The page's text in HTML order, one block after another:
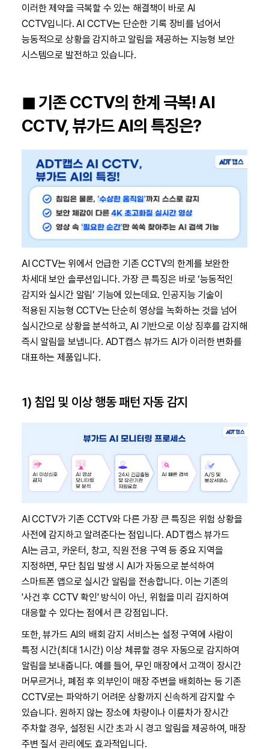
이러한 제약을 극복할 수 있는 해결책이 바로 AI
CCTV입니다. AI CCTV는 단순한 기록 장비를 넘어서
능동적으로 상황을 감지하고 알림을 제공하는 지능형 보안
시스템으로 발전하고 있습니다.
◼︎ 기존 CCTV의 한계 극복! AI
CCTV, 뷰가드 AI의 특징은?
AI CCTV는 위에서 언급한 기존 CCTV의 한계를 보완한
차세대 보안 솔루션입니다. 가장 큰 특징은 바로 ‘능동적인
감지와 실시간 알림’ 기능에 있는데요. 인공지능 기술이
적용된 지능형 CCTV는 단순히 영상을 녹화하는 것을 넘어
실시간으로 상황을 분석하고, AI 기반으로 이상 징후를 감지해
즉시 알림을 보냅니다. ADT캡스 뷰가드 AI가 이러한 변화를
대표하는 제품입니다.
1) 침입 및 이상 행동 패턴 자동 감지
AI CCTV가 기존 CCTV와 다른 가장 큰 특징은 위험 상황을
사전에 감지하고 알려준다는 점입니다. ADT캡스 뷰가드
AI는 금고, 카운터, 창고, 직원 전용 구역 등 중요 지역을
지정하면, 무단 침입 발생 시 AI가 자동으로 분석하여
스마트폰 앱으로 실시간 알림을 전송합니다. 이는 기존의
'사건 후 CCTV 확인' 방식이 아닌, 위험을 미리 감지하여
대응할 수 있다는 점에서 큰 강점입니다.
또한, 뷰가드 AI의 배회 감지 서비스는 설정 구역에 사람이
특정 시간(최대 1시간) 이상 체류할 경우 자동으로 감지하여
알림을 보내줍니다. 예를 들어, 무인 매장에서 고객이 장시간
머무르거나, 폐점 후 외부인이 매장 주변을 배회하는 등 기존
CCTV로는 파악하기 어려운 상황까지 신속하게 감지할 수
있습니다. 원하지 않는 장소에 차량이나 이륜차가 장시간
주차할 경우, 설정된 시간 초과 시 경고 알림을 제공하여, 매장
주변 질서 관리에도 효과적입니다.